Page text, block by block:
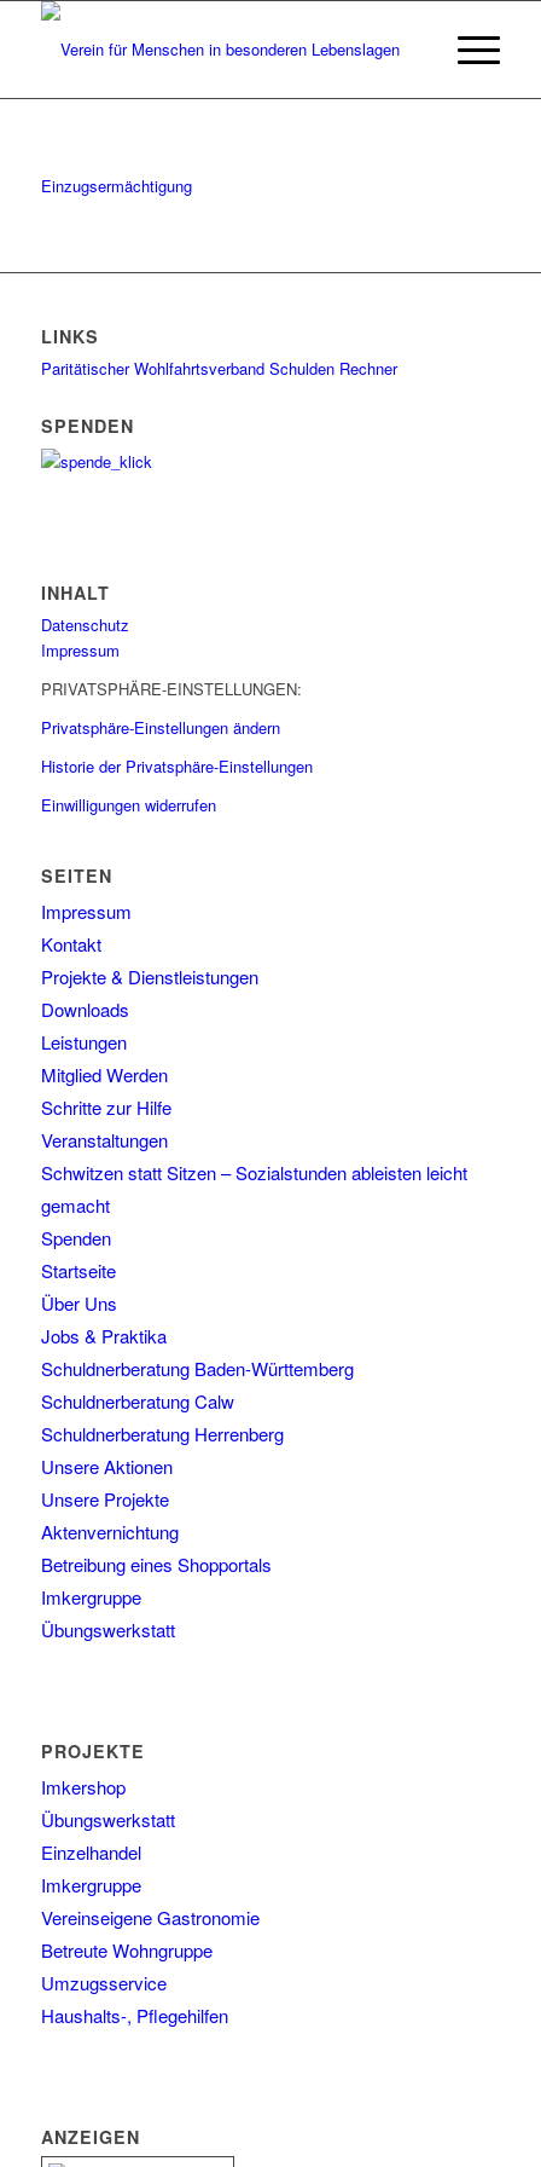
Einzugsermächtigung
LINKS
Paritätischer Wohlfahrtsverband Schulden Rechner
SPENDEN
INHALT
Datenschutz
Impressum
PRIVATSPHÄRE-EINSTELLUNGEN:
Privatsphäre-Einstellungen ändern
Historie der Privatsphäre-Einstellungen
Einwilligungen widerrufen
SEITEN
Impressum
Kontakt
Projekte & Dienstleistungen
Downloads
Leistungen
Mitglied Werden
Schritte zur Hilfe
Veranstaltungen
Schwitzen statt Sitzen – Sozialstunden ableisten leicht
gemacht
Spenden
Startseite
Über Uns
Jobs & Praktika
Schuldnerberatung Baden-Württemberg
Schuldnerberatung Calw
Schuldnerberatung Herrenberg
Unsere Aktionen
Unsere Projekte
Aktenvernichtung
Betreibung eines Shopportals
Imkergruppe
Übungswerkstatt
PROJEKTE
Imkershop
Übungswerkstatt
Einzelhandel
Imkergruppe
Vereinseigene Gastronomie
Betreute Wohngruppe
Umzugsservice
Haushalts-, Pflegehilfen
ANZEIGEN